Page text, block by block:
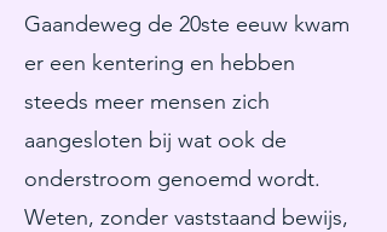
Gaandeweg de 20ste eeuw kwam
er een kentering en hebben
steeds meer mensen zich
aangesloten bij wat ook de
onderstroom genoemd wordt.
Weten, zonder vaststaand bewijs,